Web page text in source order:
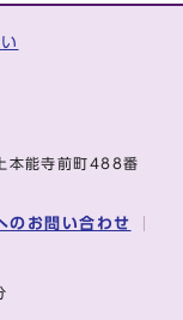
本能寺前町488番
のお問い合わせ